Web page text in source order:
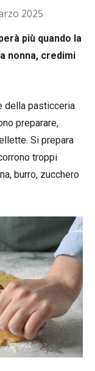
2025
più quando la
nonna, credimi
della pasticceria
preparare,
Si prepara
troppi
burro, zucchero